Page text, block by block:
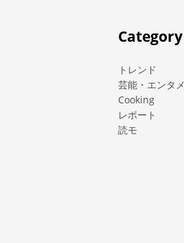
Category
トレンド
芸能・エンタメ
Cooking
レポート
読モ